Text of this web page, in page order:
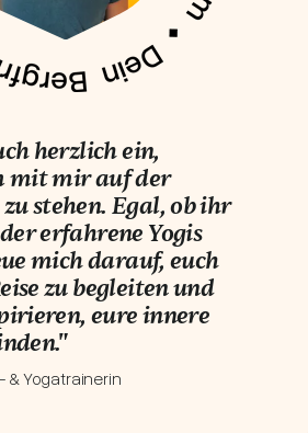
herzlich ein,
mit mir auf der
stehen. Egal, ob ihr
erfahrene Yogis
mich darauf, euch
zu begleiten und
eure innere
& Yogatrainerin